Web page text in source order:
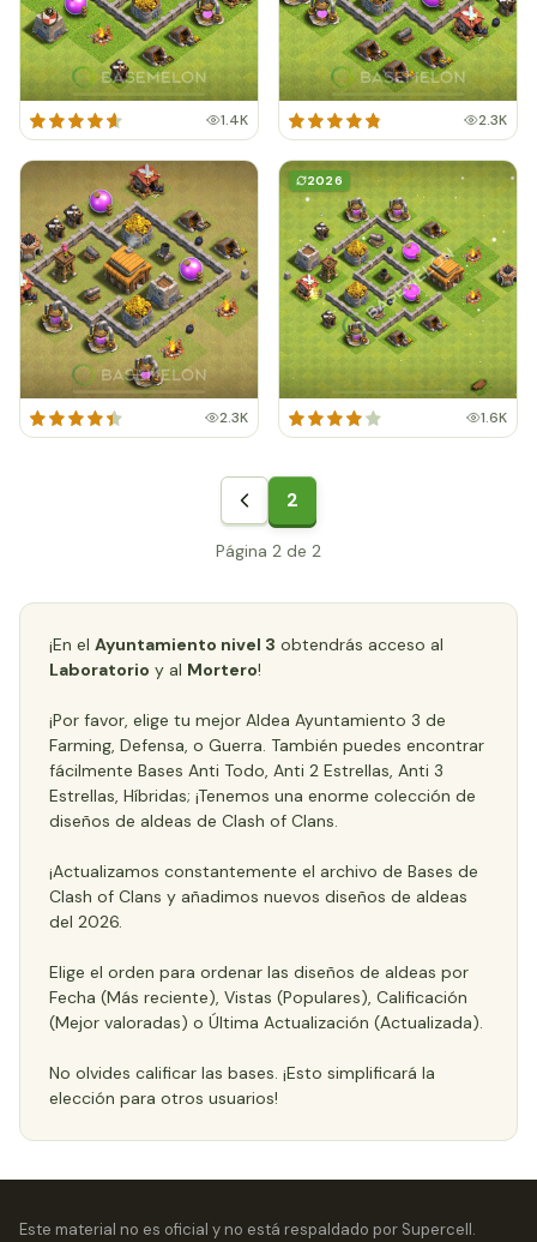
1.4K 2.3K
2.3K
2026
1.6K
2
Página 2 de 2
¡En el Ayuntamiento nivel 3 obtendrás acceso al
Laboratorio y al Mortero!
¡Por favor, elige tu mejor Aldea Ayuntamiento 3 de
Farming, Defensa, o Guerra. También puedes encontrar
fácilmente Bases Anti Todo, Anti 2 Estrellas, Anti 3
Estrellas, Híbridas; ¡Tenemos una enorme colección de
diseños de aldeas de Clash of Clans.
¡Actualizamos constantemente el archivo de Bases de
Clash of Clans y añadimos nuevos diseños de aldeas
del 2026.
Elige el orden para ordenar las diseños de aldeas por
Fecha (Más reciente), Vistas (Populares), Calificación
(Mejor valoradas) o Última Actualización (Actualizada).
No olvides calificar las bases. ¡Esto simplificará la
elección para otros usuarios!
Este material no es oficial y no está respaldado por Supercell.